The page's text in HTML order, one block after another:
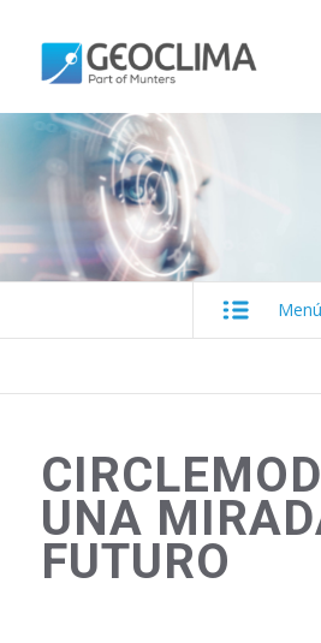
Menú
CIRCLEMOD
UNA
FUTURO